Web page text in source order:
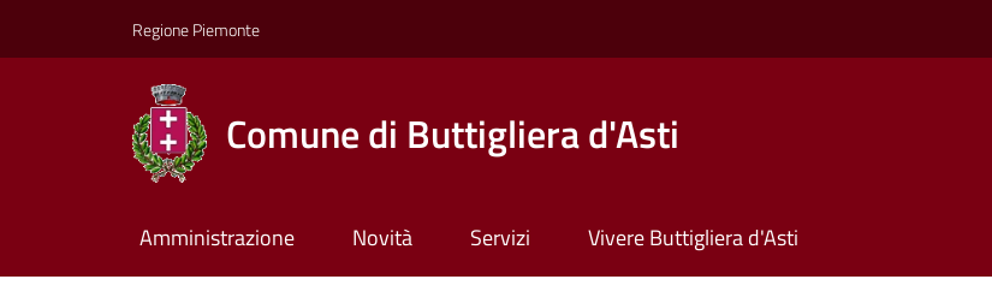
Regione Piemonte
Comune di Buttigliera d'Asti
Amministrazione Novità Servizi Vivere Buttigliera d'Asti